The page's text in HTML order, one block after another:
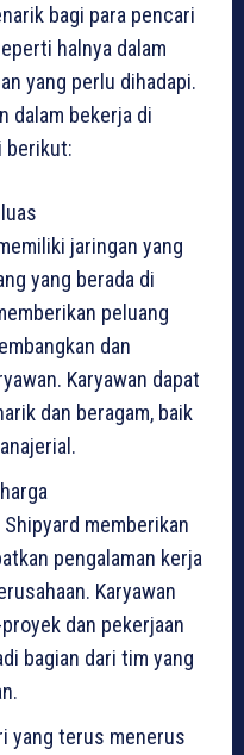
bagi para pencari
halnya dalam
yang perlu dihadapi.
dalam bekerja di
berikut:
jaringan yang
yang berada di
peluang
dan
Karyawan dapat
dan beragam, baik
memberikan
pengalaman kerja
Karyawan
dan pekerjaan
bagian dari tim yang
yang terus menerus